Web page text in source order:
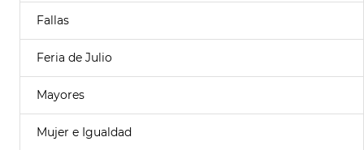
Fallas
Feria de Julio
Mayores
Mujer e Igualdad